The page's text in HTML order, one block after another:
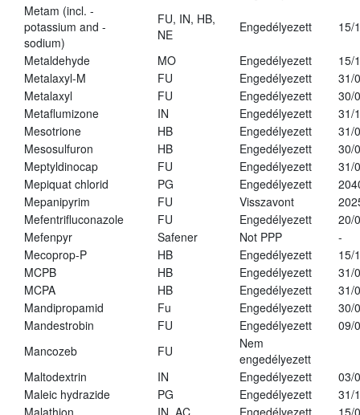
Metam (incl. -
potassium and -
sodium)
FU, IN, HB,
NE
Engedélyezett 15/
Metaldehyde MO Engedélyezett
15/
Metalaxyl-M
FU Engedélyezett
31/
Metalaxyl
FU Engedélyezett
30/
Metaflumizone
IN Engedélyezett
31/
Mesotrione
HB Engedélyezett
31/
Mesosulfuron
HB Engedélyezett
30/
Meptyldinocap
FU Engedélyezett
31/
Mepiquat chlorid
PG Engedélyezett
Mepanipyrim
FU Visszavont
Mefentrifluconazole
FU Engedélyezett
20/
Mefenpyr
Safener Not PPP
-
Mecoprop-P
HB Engedélyezett
15/
MCPB
HB Engedélyezett
31/
MCPA
HB Engedélyezett
31/
Mandipropamid
Fu Engedélyezett
30/
Mandestrobin
FU Engedélyezett
09/
Mancozeb
FU
Nem
engedélyezett
Maltodextrin
IN Engedélyezett
03/
Maleic hydrazide
PG Engedélyezett
31/